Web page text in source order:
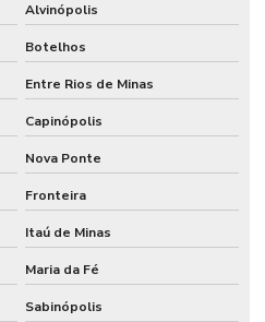
Alvinópolis
Botelhos
Entre Rios de Minas
Capinópolis
Nova Ponte
Fronteira
Itaú de Minas
Maria da Fé
Sabinópolis